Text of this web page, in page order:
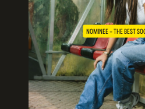
NOMINEE – THE BEST